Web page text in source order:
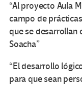
“Al proyecto Aula
campo de
que se desarrollan
Soacha”
“El desarrollo
para que sean